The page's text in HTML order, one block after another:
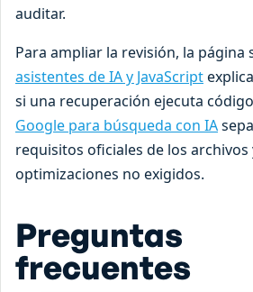
auditar.
Para ampliar la revisión, la página
asistentes de IA y JavaScript
si una recuperación ejecuta
Google para búsqueda con IA
requisitos oficiales de los archivos
optimizaciones no exigidos.
Preguntas
frecuentes